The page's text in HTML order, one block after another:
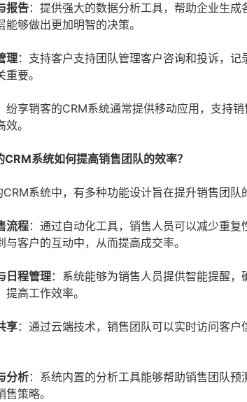
报告：提供强大的数据分析工具，帮助企业生
能够做出更加明智的决策。
理：支持客户支持团队管理客户咨询和投诉，
要。
纷享销客的CRM系统通常提供移动应用，支持
。
CRM系统如何提高销售团队的效率？
系统中，有多种功能设计旨在提升销售团队
流程：通过自动化工具，销售人员可以减少重
与客户的互动中，从而提高成交率。
日程管理：系统能够为销售人员提供智能提醒
提高工作效率。
享：通过云端技术，销售团队可以实时访问客
分析：系统内置的分析工具能够帮助销售团队
策略。